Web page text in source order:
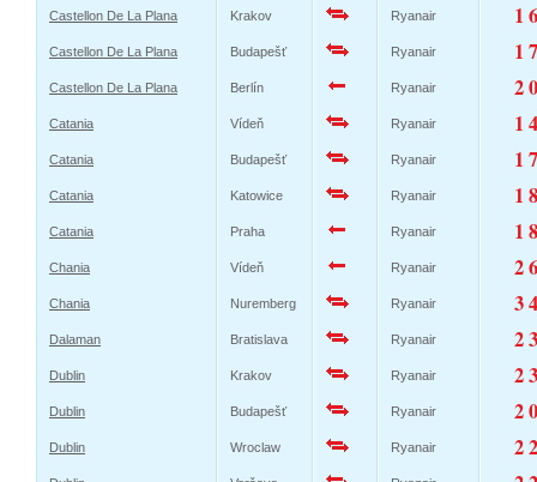
Castellon De La Plana Krakov Ryanair 1
Castellon De La Plana Budapešť Ryanair 1
Castellon De La Plana Berlín Ryanair 2
Catania Vídeň Ryanair 1
Catania Budapešť Ryanair 1
Catania Katowice Ryanair 1
Catania Praha Ryanair 1
Chania Vídeň Ryanair 2
Chania Nuremberg Ryanair 3
Dalaman Bratislava Ryanair 2
Dublin Krakov Ryanair 2
Dublin Budapešť Ryanair 2
Dublin Wroclaw Ryanair 2